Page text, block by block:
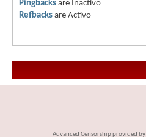
Pingbacks are Inactivo
Refbacks are Activo
Advanced Censorship provided by